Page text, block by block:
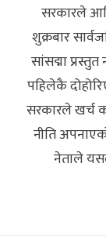
सरकारले
शुक्रबार
सांसद्मा
पहिलेकै
सरकारले खर्च
नीति
नेताले